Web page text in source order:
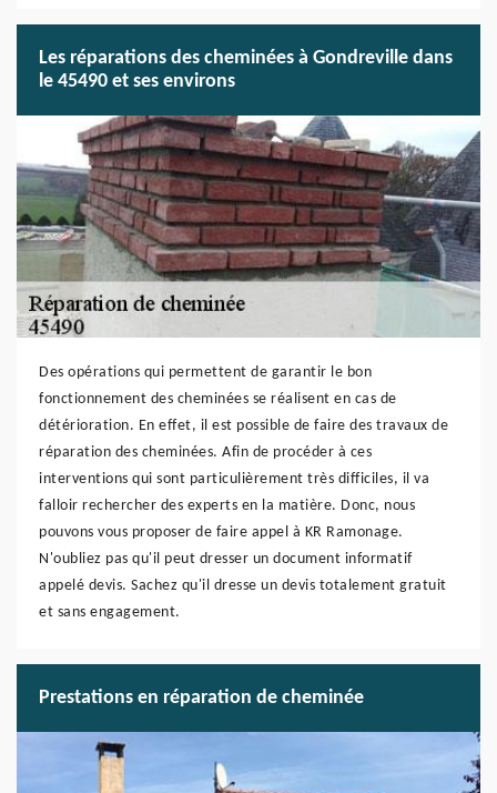
Les réparations des cheminées à Gondreville dans
le 45490 et ses environs
Des opérations qui permettent de garantir le bon
fonctionnement des cheminées se réalisent en cas de
détérioration. En effet, il est possible de faire des travaux de
réparation des cheminées. Afin de procéder à ces
interventions qui sont particulièrement très difficiles, il va
falloir rechercher des experts en la matière. Donc, nous
pouvons vous proposer de faire appel à KR Ramonage.
N'oubliez pas qu'il peut dresser un document informatif
appelé devis. Sachez qu'il dresse un devis totalement gratuit
et sans engagement.
Prestations en réparation de cheminée